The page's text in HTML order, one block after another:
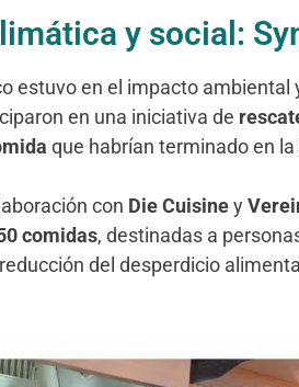
y social:
estuvo en el impacto ambiental
en una iniciativa de
que habrían terminado en la
con Die Cuisiney
comidas, destinadas a
del desperdicio